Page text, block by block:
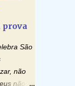
Por
Creio
único
pelo
Virgem
prova
São
não
não é